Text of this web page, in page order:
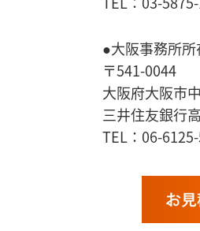
●大阪事務所
〒541-0044
大阪府大阪市
三井住友銀行
TEL：06-
お